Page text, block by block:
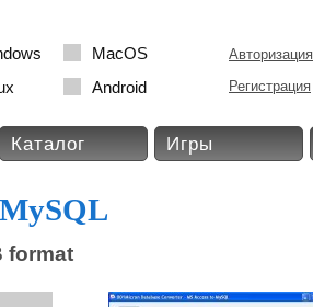
MacOS
Android
Авторизация
Регистрация
Каталог Игры
format